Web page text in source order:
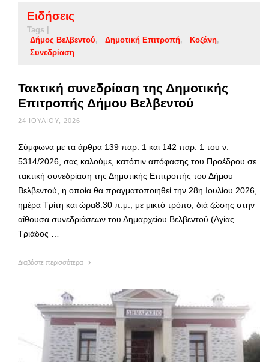
Ειδήσεις
Tags |
Δήμος Βελβεντού
Δημοτική Επιτροπή
Κοζάνη
Συνεδρίαση
Τακτική συνεδρίαση της Δημοτικής
Επιτροπής Δήμου Βελβεντού
24 ΙΟΥΛΊΟΥ, 2026
Σύμφωνα με τα άρθρα 139 παρ. 1 και 142 παρ. 1 του ν.
5314/2026, σας καλούμε, κατόπιν απόφασης του Προέδρου σε
τακτική συνεδρίαση της Δημοτικής Επιτροπής του Δήμου
Βελβεντού, η οποία θα πραγματοποιηθεί την 28η Ιουλίου 2026,
ημέρα Τρίτη και ώρα8.30 π.μ., με μικτό τρόπο, διά ζώσης στην
αίθουσα συνεδριάσεων του Δημαρχείου Βελβεντού (Αγίας
Τριάδος …
Διαβάστε περισσότερα